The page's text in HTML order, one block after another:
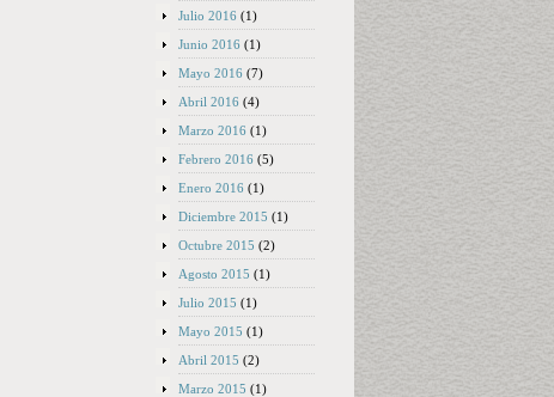
Julio 2016 (1)
Junio 2016 (1)
Mayo 2016 (7)
Abril 2016 (4)
Marzo 2016 (1)
Febrero 2016 (5)
Enero 2016 (1)
Diciembre 2015 (1)
Octubre 2015 (2)
Agosto 2015 (1)
Julio 2015 (1)
Mayo 2015 (1)
Abril 2015 (2)
Marzo 2015 (1)